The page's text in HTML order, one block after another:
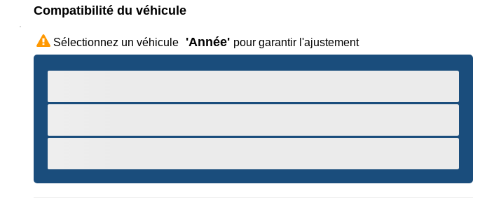
Compatibilité du véhicule
Sélectionnez un véhicule 'Année' pour garantir l'ajustement